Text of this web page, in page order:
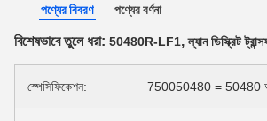
পণ্যের বিবরণ পণ্যের বর্ণনা
বিশেষভাবে তুলে ধরা: 50480R-LF1,ল্যান ডিস্ক্রিট
স্পেসিফিকেশন: 750050480 = 50480